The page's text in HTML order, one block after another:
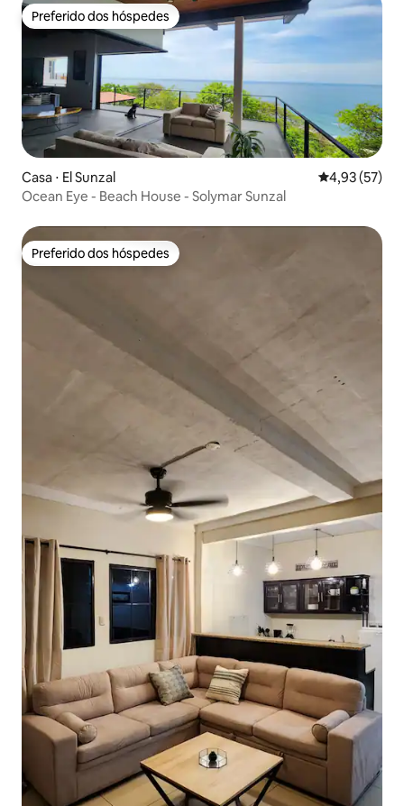
Preferido dos hóspedes
Preferido dos hóspedes
Casa ⋅ El Sunzal 4,93 de uma
4,93 (57)
Ocean Eye - Beach House - Solymar Sunzal
Preferido dos hóspedes
Preferido dos hóspedes